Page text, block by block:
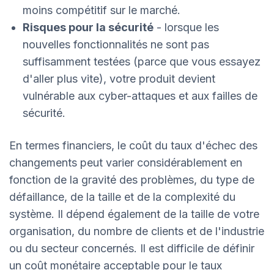
moins compétitif sur le marché.
Risques pour la sécurité - lorsque les
nouvelles fonctionnalités ne sont pas
suffisamment testées (parce que vous essayez
d'aller plus vite), votre produit devient
vulnérable aux cyber-attaques et aux failles de
sécurité.
En termes financiers, le coût du taux d'échec des
changements peut varier considérablement en
fonction de la gravité des problèmes, du type de
défaillance, de la taille et de la complexité du
système. Il dépend également de la taille de votre
organisation, du nombre de clients et de l'industrie
ou du secteur concernés. Il est difficile de définir
un coût monétaire acceptable pour le taux